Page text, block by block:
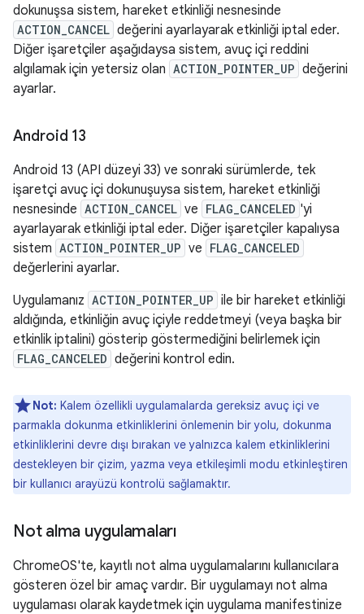
dokunuşsa sistem, hareket etkinliği nesnesinde
ACTION_CANCEL değerini ayarlayarak etkinliği iptal eder.
Diğer işaretçiler aşağıdaysa sistem, avuç içi reddini
algılamak için yetersiz olan ACTION_POINTER_UP değerini
ayarlar.
Android 13
Android 13 (API düzeyi 33) ve sonraki sürümlerde, tek
işaretçi avuç içi dokunuşuysa sistem, hareket etkinliği
nesnesinde ACTION_CANCEL ve FLAG_CANCELED 'yi
ayarlayarak etkinliği iptal eder. Diğer işaretçiler kapalıysa
sistem ACTION_POINTER_UP ve FLAG_CANCELED
değerlerini ayarlar.
Uygulamanız ACTION_POINTER_UP ile bir hareket etkinliği
aldığında, etkinliğin avuç içiyle reddetmeyi (veya başka bir
etkinlik iptalini) gösterip göstermediğini belirlemek için
FLAG_CANCELED değerini kontrol edin.
Not: Kalem özellikli uygulamalarda gereksiz avuç içi ve
parmakla dokunma etkinliklerini önlemenin bir yolu, dokunma
etkinliklerini devre dışı bırakan ve yalnızca kalem etkinliklerini
destekleyen bir çizim, yazma veya etkileşimli modu etkinleştiren
bir kullanıcı arayüzü kontrolü sağlamaktır.
Not alma uygulamaları
ChromeOS'te, kayıtlı not alma uygulamalarını kullanıcılara
gösteren özel bir amaç vardır. Bir uygulamayı not alma
uygulaması olarak kaydetmek için uygulama manifestinize